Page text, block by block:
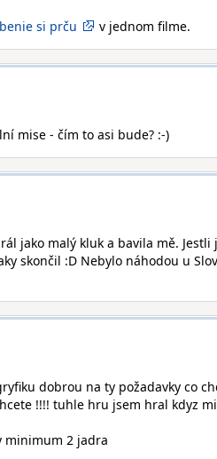
si prču v jednom filme.
mise - čím to asi bude? :-)
jako malý kluk a bavila mě.
skončil :D Nebylo náhodou u
dobrou na ty požadavky co
!!!! tuhle hru jsem hral kdyz
minimum 2 jadra